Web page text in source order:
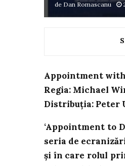
de Dan Romascanu
Appointment with
Regia: Michael
Distribuția: Peter
‘Appointment to
seria de
și în care rolul